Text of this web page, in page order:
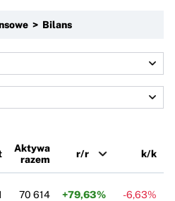
> Bilans
Aktywa
razem
r/r k/k
70 614 +79,63% -6,63%